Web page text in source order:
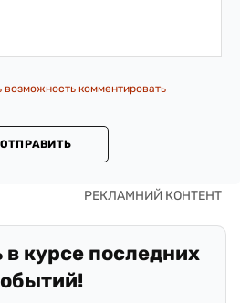
возможность комментировать
ОТПРАВИТЬ
в курсе последних